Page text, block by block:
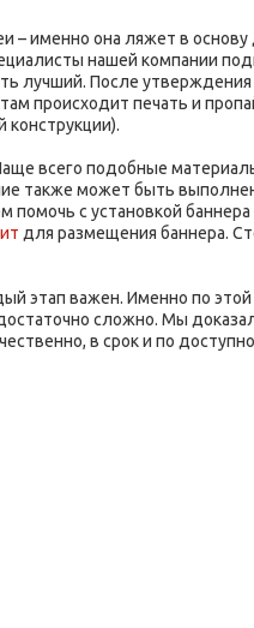
– именно она ляжет в основу
нашей компании
лучший. После утверждения
происходит печать и
конструкции).
всего подобные
также может быть
с установкой баннера
для размещения баннера.
этап важен. Именно по этой
сложно. Мы
в срок и по